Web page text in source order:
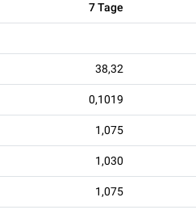
7 Tage
38,32
0,1019
1,075
1,030
1,075